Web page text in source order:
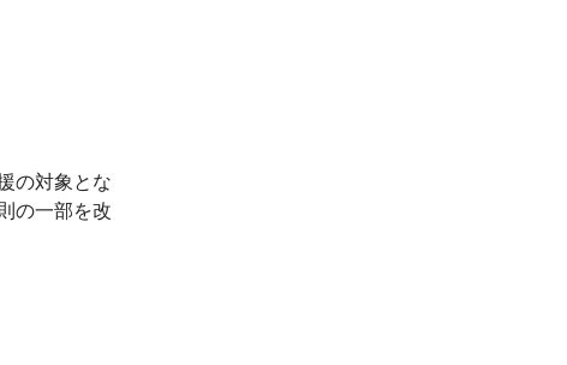
の対象とな
の一部を改